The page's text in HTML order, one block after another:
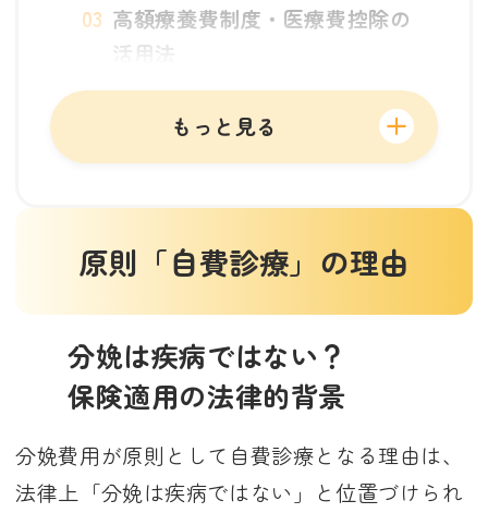
高額療養費制度・医療費控除の
活用法
保険適用かどうかを事前に確認
する方法
まとめ
もっと見る
原則「自費診療」の理由
分娩は疾病ではない？
保険適用の法律的背景
分娩費用が原則として自費診療となる理由は、
法律上「分娩は疾病ではない」と位置づけられ